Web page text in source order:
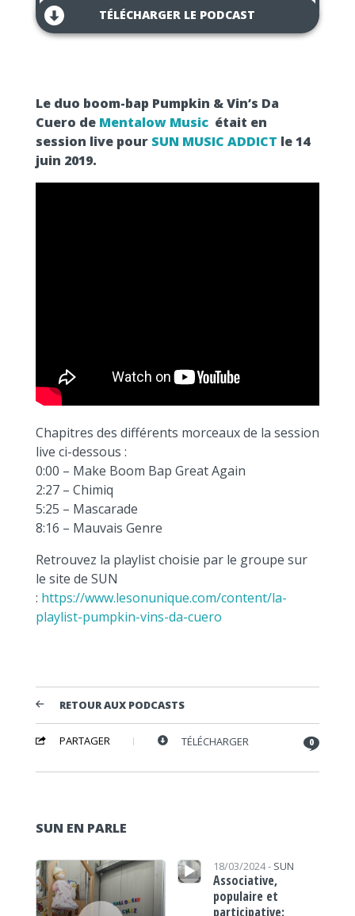
TÉLÉCHARGER LE PODCAST
Le duo boom-bap Pumpkin & Vin’s Da
Cuero de Mentalow Musicétait en
session live pour SUN MUSIC ADDICT le 14
juin 2019.
Chapitres des différents morceaux de la session
live ci-dessous :
0:00 – Make Boom Bap Great Again
2:27 – Chimiq
5:25 – Mascarade
8:16 – Mauvais Genre
Retrouvez la playlist choisie par le groupe sur
le site de SUN
: https://www.lesonunique.com/content/la-
playlist-pumpkin-vins-da-cuero
RETOUR AUX PODCASTS
PARTAGER TÉLÉCHARGER 0
SUN EN PARLE
Lecteur audio
Lecteur audio 18/03/2024 - SUN
Associative,
populaire et
participative: